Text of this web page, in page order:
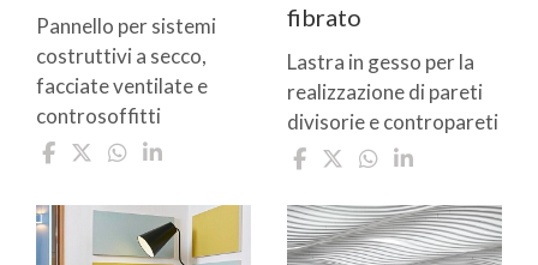
Pannello per sistemi
costruttivi a secco,
facciate ventilate e
controsoffitti
fibrato
Lastra in gesso per la
realizzazione di pareti
divisorie e contropareti